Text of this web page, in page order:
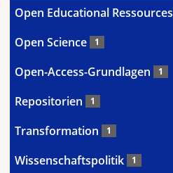
Open Educational Ressources
Open Science 1
Open-Access-Grundlagen 1
Repositorien 1
Transformation 1
Wissenschaftspolitik 1